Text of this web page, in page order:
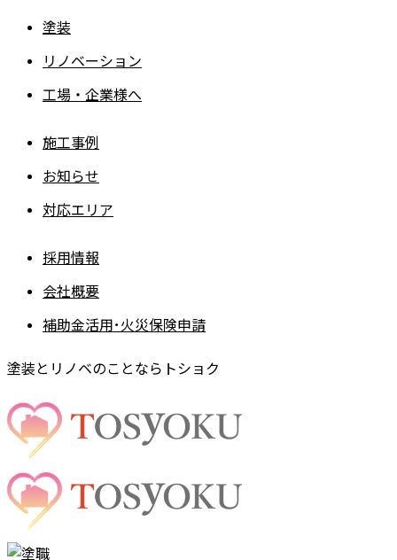
塗装
リノベーション
工場・企業様へ
施工事例
お知らせ
対応エリア
採用情報
会社概要
補助金活用･火災保険申請
塗装とリノベのことならトショク